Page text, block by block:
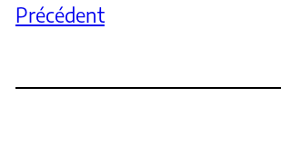
Précédent